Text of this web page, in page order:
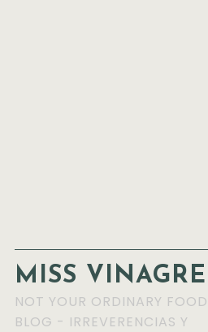
MISS VINAGRE
NOT YOUR ORDINARY FOOD
BLOG - IRREVERENCIAS Y